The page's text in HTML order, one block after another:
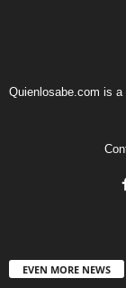
Quienlosabe.com is
EVEN MORE NEWS